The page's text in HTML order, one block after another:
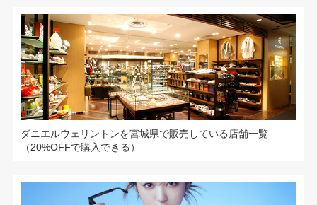
ダニエルウェリントンを宮城県で販売している店舗一覧
（20%OFFで購入できる）